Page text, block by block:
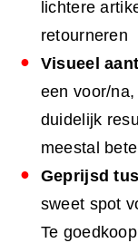
lichtere
retourneren
Visueel
een voor/
duidelijk
meestal
Geprijsd
sweet spot
Te